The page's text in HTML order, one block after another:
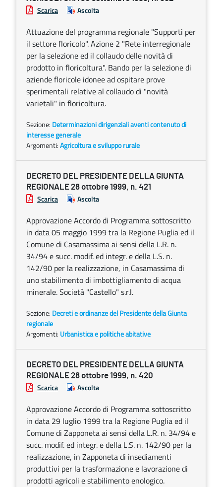
Scarica Ascolta
Attuazione del programma regionale "Supporti per
il settore floricolo". Azione 2 "Rete interregionale
per la selezione ed il collaudo delle novità di
prodotto in floricoltura". Bando per la selezione di
aziende floricole idonee ad ospitare prove
sperimentali relative al collaudo di "novità
varietali" in floricoltura.
Sezione: Determinazioni dirigenziali aventi contenuto di
interesse generale
Argomenti:Agricoltura e sviluppo rurale
DECRETO DEL PRESIDENTE DELLA GIUNTA
REGIONALE 28 ottobre 1999, n. 421
Scarica Ascolta
Approvazione Accordo di Programma sottoscritto
in data 05 maggio 1999 tra la Regione Puglia ed il
Comune di Casamassima ai sensi della L.R. n.
34/94 e succ. modif. ed integr. e della L.S. n.
142/90 per la realizzazione, in Casamassima di
uno stabilimento di imbottigliamento di acqua
minerale. Società "Castello" s.r.l.
Sezione: Decreti e ordinanze del Presidente della Giunta
regionale
Argomenti: Urbanistica e politiche abitative
DECRETO DEL PRESIDENTE DELLA GIUNTA
REGIONALE 28 ottobre 1999, n. 420
Scarica Ascolta
Approvazione Accordo di Programma sottoscritto
in data 29 luglio 1999 tra la Regione Puglia ed il
Comune di Zapponeta ai sensi della L.R. n. 34/94 e
succ. modif. ed integr. e della L.S. n. 142/90 per la
realizzazione, in Zapponeta di insediamenti
produttivi per la trasformazione e lavorazione di
prodotti agricoli e stabilimento enologico.